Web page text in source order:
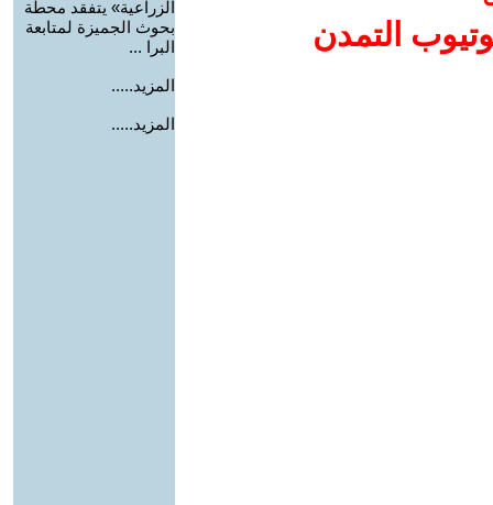
التمدن
الزراعية» يتفقد محطة
بحوث الجميزة لمتابعة
البرا ...
المزيد.....
المزيد.....